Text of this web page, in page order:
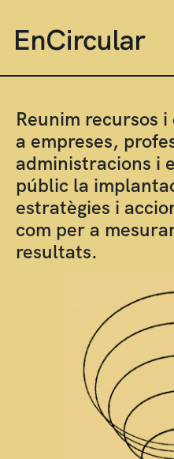
Reunim recursos
a empreses,
administracions i
públic la
estratègies i
com per a
resultats.